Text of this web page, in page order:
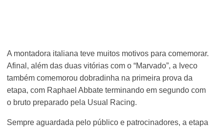
A montadora italiana teve muitos motivos para comemorar.
Afinal, além das duas vitórias com o “Marvado”, a Iveco
também comemorou dobradinha na primeira prova da
etapa, com Raphael Abbate terminando em segundo com
o bruto preparado pela Usual Racing.
Sempre aguardada pelo público e patrocinadores, a etapa